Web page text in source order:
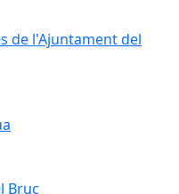
de l'Ajuntament del
Bruc